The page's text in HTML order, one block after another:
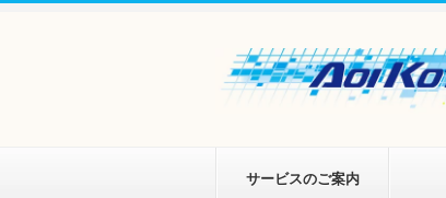
サービスのご案内